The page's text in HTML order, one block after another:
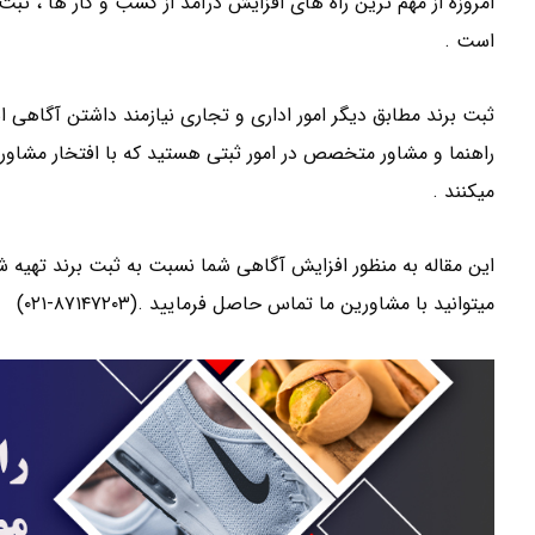
است .
ثبت برند مطابق دیگر امور اداری و تجاری نیازمند داشتن آگاهی
راهنما و مشاور متخصص در امور ثبتی هستید که با افتخار
میکنند .
این مقاله به منظور افزایش آگاهی شما نسبت به ثبت برند
میتوانید با مشاورین ما تماس حاصل فرمایید .(۸۷۱۴۷۲۰۳-۰۲۱)